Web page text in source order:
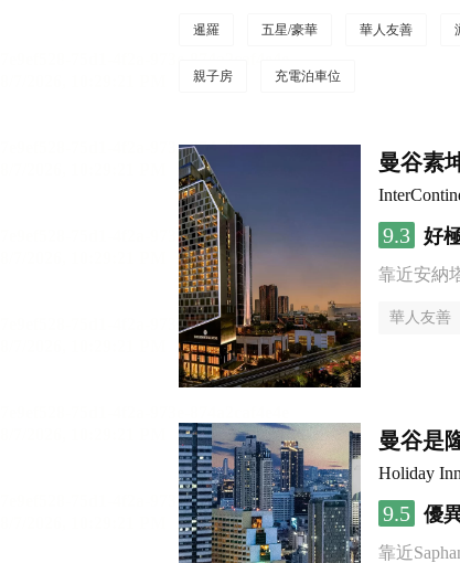
暹羅 五星/豪華 華人友善
親子房 充電泊車位
曼谷素
9.3 好
靠近安納
華人友善
曼谷是
Holiday
9.5 優
靠近